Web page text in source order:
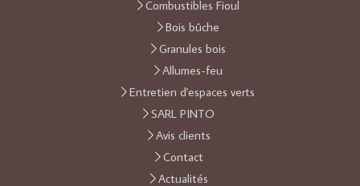
Combustibles Fioul
Bois bûche
Granules bois
Allumes-feu
Entretien d'espaces verts
SARL PINTO
Avis clients
Contact
Actualités